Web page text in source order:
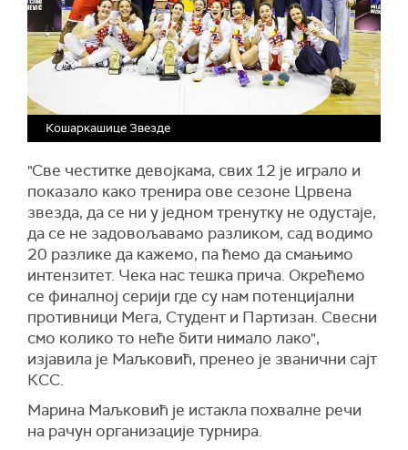
Кошаркашице Звезде
"Све честитке девојкама, свих 12 је играло и
показало како тренира ове сезоне Црвена
звезда, да се ни у једном тренутку не одустаје,
да се не задовољавамо разликом, сад водимо
20 разлике да кажемо, па ћемо да смањимо
интензитет. Чека нас тешка прича. Окрећемо
се финалној серији где су нам потенцијални
противници Мега, Студент и Партизан. Свесни
смо колико то неће бити нимало лако",
изјавила је Маљковић, пренео је званични сајт
КСС.
Марина Маљковић је истакла похвалне речи
на рачун организације турнира.